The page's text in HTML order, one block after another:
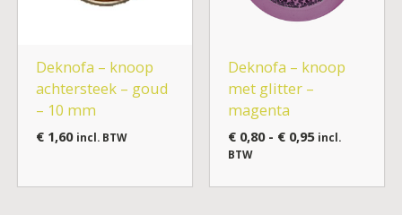
Deknofa – knoop
achtersteek – goud
– 10 mm
€1,60 incl. BTW
Deknofa – knoop
met glitter –
magenta
€0,80 - €0,95 incl.
BTW